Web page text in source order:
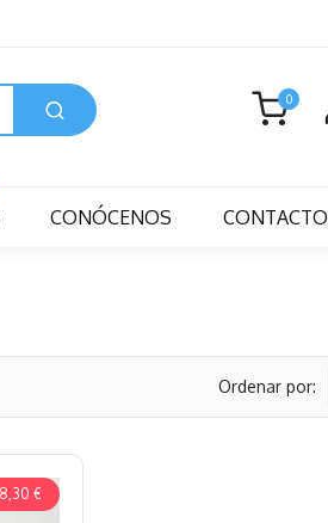
0
CONÓCENOS CONTACTO
Ordenar por:
€